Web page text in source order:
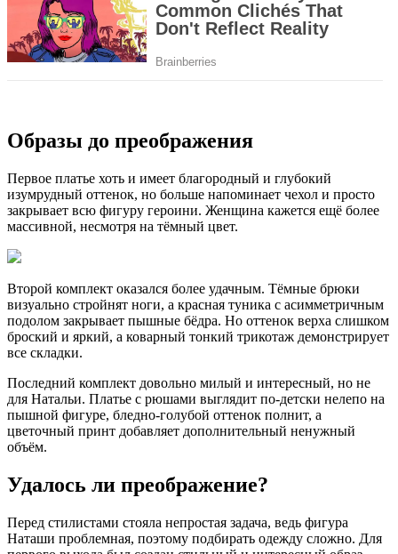
Образы до преображения
Первое платье хоть и имеет благородный и глубокий
изумрудный оттенок, но больше напоминает чехол и просто
закрывает всю фигуру героини. Женщина кажется ещё более
массивной, несмотря на тёмный цвет.
Второй комплект оказался более удачным. Тёмные брюки
визуально стройнят ноги, а красная туника с асимметричным
подолом закрывает пышные бёдра. Но оттенок верха слишком
броский и яркий, а коварный тонкий трикотаж демонстрирует
все складки.
Последний комплект довольно милый и интересный, но не
для Натальи. Платье с рюшами выглядит по-детски нелепо на
пышной фигуре, бледно-голубой оттенок полнит, а
цветочный принт добавляет дополнительный ненужный
объём.
Удалось ли преображение?
Перед стилистами стояла непростая задача, ведь фигура
Наташи проблемная, поэтому подбирать одежду сложно. Для